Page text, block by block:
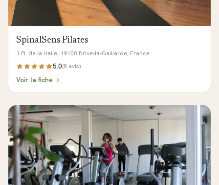
SpinalSens Pilates
1 Pl. de la Halle, 19100 Brive-la-Gaillarde, France
5.0(8 avis)
Voir la fiche